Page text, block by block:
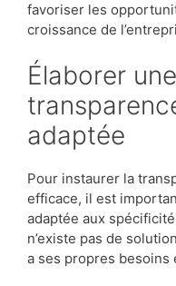
favoriser les
croissance de
Élaborer une stratégie de
adaptée
Pour instaurer la
efficace, il est
adaptée aux
n’existe pas de
a ses propres besoins